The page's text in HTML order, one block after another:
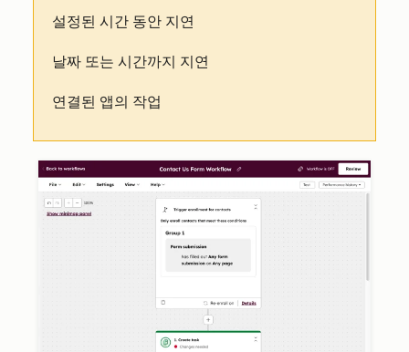
설정된 시간 동안 지연
날짜 또는 시간까지 지연
연결된 앱의 작업